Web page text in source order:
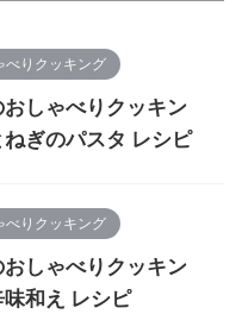
べりクッキング
おしゃべりクッキン
ぎのパスタ レシピ
べりクッキング
おしゃべりクッキン
和え レシピ